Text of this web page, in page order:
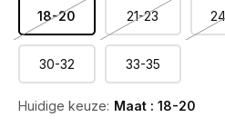
18-20 21-23
30-32 33-35
Huidige keuze: Maat : 18-20